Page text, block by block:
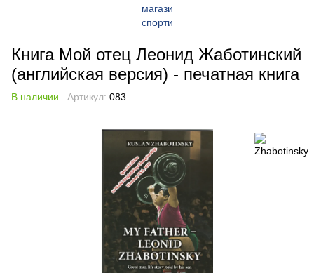
Книга Мой отец Леонид Жаботинский
(английская версия) - печатная книга
В наличии Артикул: 083